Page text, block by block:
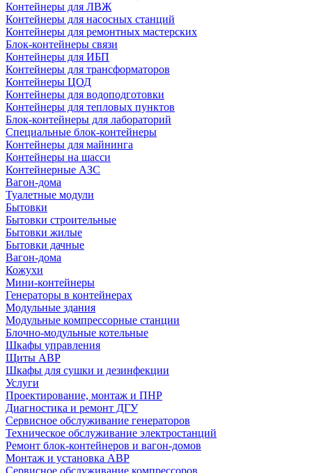
Контейнеры для ЛВЖ
Контейнеры для насосных станций
Контейнеры для ремонтных мастерских
Блок-контейнеры связи
Контейнеры для ИБП
Контейнеры для трансформаторов
Контейнеры ЦОД
Контейнеры для водоподготовки
Контейнеры для тепловых пунктов
Блок-контейнеры для лабораторий
Специальные блок-контейнеры
Контейнеры для майнинга
Контейнеры на шасси
Контейнерные АЗС
Вагон-дома
Туалетные модули
Бытовки
Бытовки строительные
Бытовки жилые
Бытовки дачные
Вагон-дома
Кожухи
Мини-контейнеры
Генераторы в контейнерах
Модульные здания
Модульные компрессорные станции
Блочно-модульные котельные
Шкафы управления
Щиты АВР
Шкафы для сушки и дезинфекции
Услуги
Проектирование, монтаж и ПНР
Диагностика и ремонт ДГУ
Сервисное обслуживание генераторов
Техническое обслуживание электростанций
Ремонт блок-контейнеров и вагон-домов
Монтаж и установка АВР
Сервисное обслуживание компрессоров